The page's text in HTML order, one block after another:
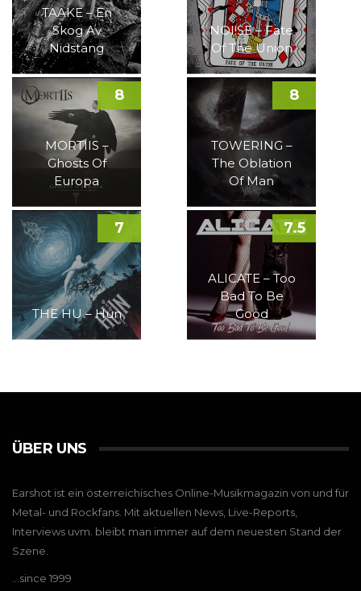
TAAKE – En
Skog Av
Nidstang
NOI!SE – Fate
Of The Union
MORTIIS –
Ghosts Of
Europa
8
TOWERING –
The Oblation
Of Man
8
THE HU – Hun
7
ALICATE – Too
Bad To Be
Good
7.5
ÜBER UNS
Earshot ist ein österreichisches Online-Musikmagazin von und für
Metal- und Rockfans. Mit aktuellen News, Live-Reports,
Interviews uvm. bleibt man immer auf dem neuesten Stand der
Szene.
…since 1999